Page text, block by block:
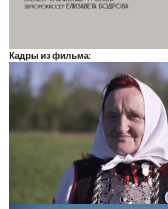
Кадры из фильма: